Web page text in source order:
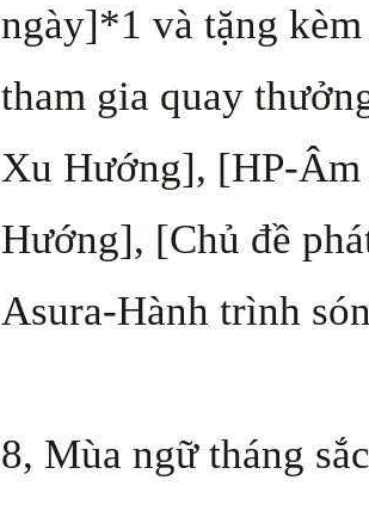
ngày]*1 và tặng
tham gia quay
Xu Hướng], [HP-
Hướng], [Chủ đề
Asura-Hành trình
8, Mùa ngữ tháng